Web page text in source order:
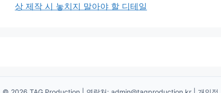
상 제작 시 놓치지 말아야 할 디테일